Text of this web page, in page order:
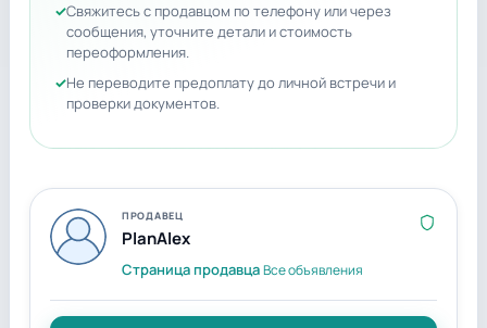
Свяжитесь с продавцом по телефону или через
сообщения, уточните детали и стоимость
переоформления.
Не переводите предоплату до личной встречи и
проверки документов.
ПРОДАВЕЦ
PlanAlex
Страница продавцаВсе объявления